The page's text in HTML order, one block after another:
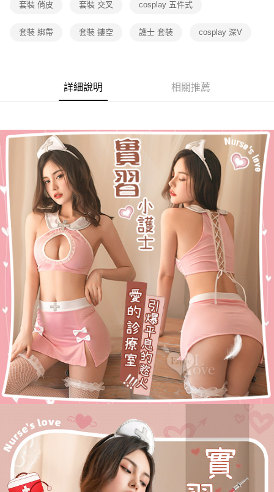
套裝 俏皮 套裝 交叉 cosplay 五件式
套裝 綁帶 套裝 鏤空 護士 套裝 cosplay 深V
詳細說明 相關推薦